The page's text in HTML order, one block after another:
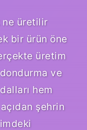
ne üretilir
bir ürün öne
üretim
dondurma ve
hem
şehrin